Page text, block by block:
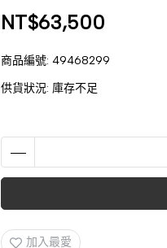
NT$63,500
商品編號: 49468299
供貨狀況: 庫存不足
加入最愛